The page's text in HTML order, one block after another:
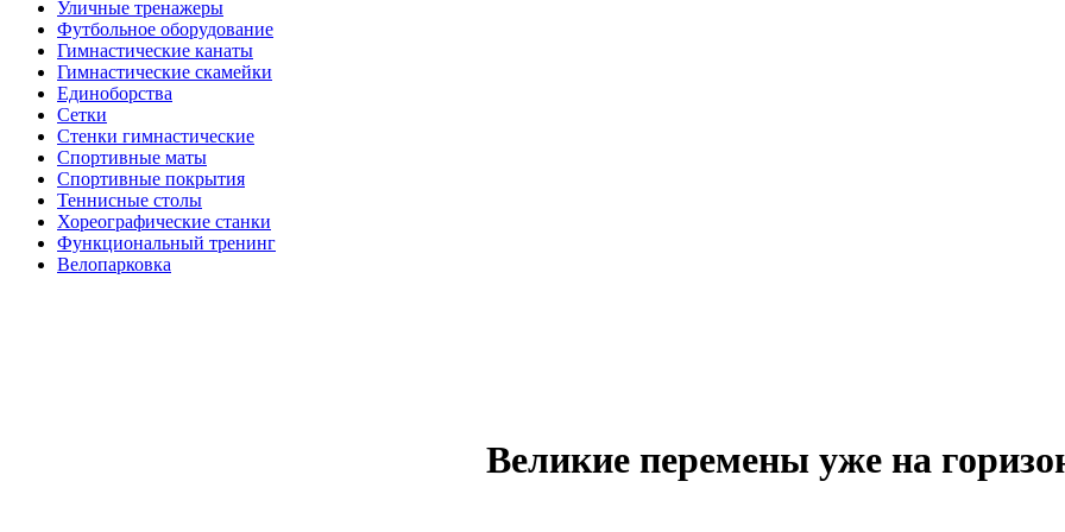
Уличные тренажеры
Футбольное оборудование
Гимнастические канаты
Гимнастические скамейки
Единоборства
Сетки
Стенки гимнастические
Спортивные маты
Спортивные покрытия
Теннисные столы
Хореографические станки
Функциональный тренинг
Велопарковка
Великие перемены уже на